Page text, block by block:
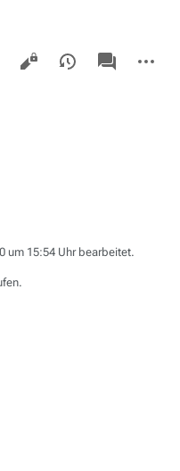
Ansichten
associated-
pages
Aktionen
um 15:54 Uhr bearbeitet.